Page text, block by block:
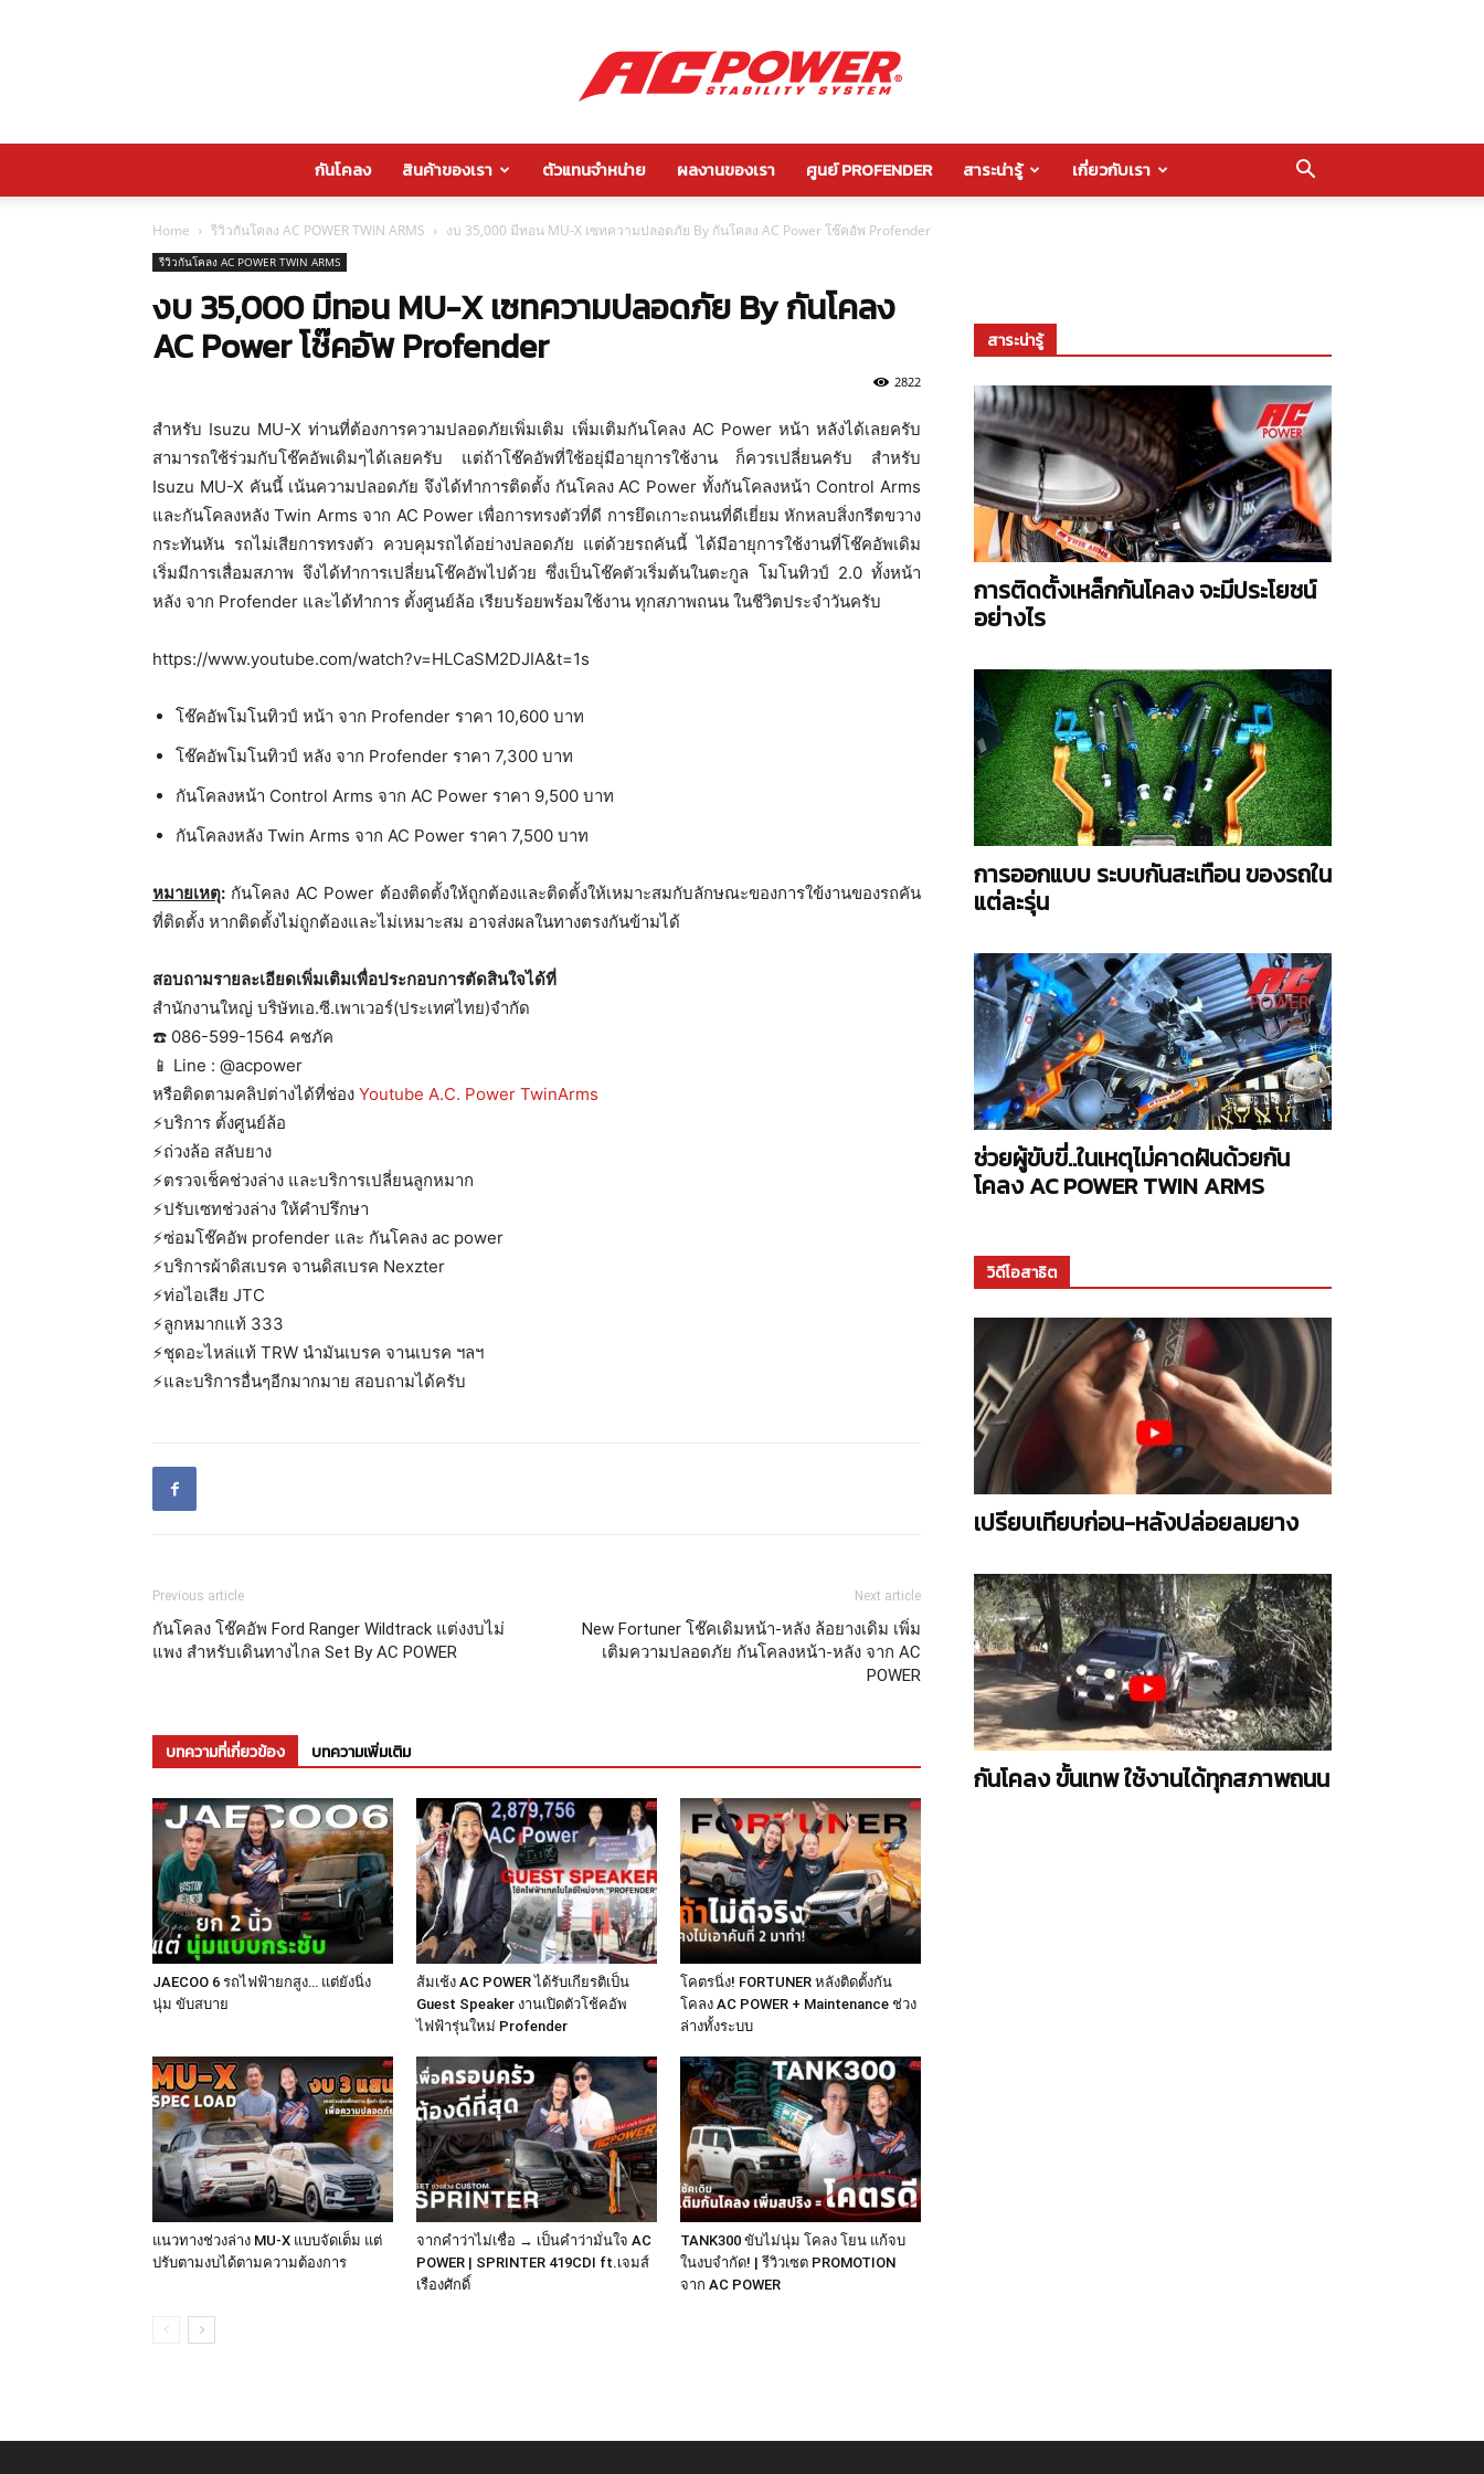
โคลง
หลัง
Twin
กันโคลง สินค้าของเรา ตัวแทนจำหน่าย ผลงานของเรา ศูนย์ PROFENDER สาระน่ารู้ เกี่ยวกับเรา
Home รีวิวกันโคลง AC POWER TWIN ARMS งบ 35,000 มีทอน MU-X เซทความปลอดภัย By กันโคลง AC Power โช๊คอัพ Profender
รีวิวกันโคลง AC POWER TWIN ARMS
งบ 35,000 มีทอน MU-X เซทความปลอดภัย By กันโคลง
AC Power โช๊คอัพ Profender
2822
สำหรับ Isuzu MU-Xท่านที่ต้องการความปลอดภัยเพิ่มเติม เพิ่มเติมกันโคลง AC Power หน้า หลังได้เลยครับ
สามารถใช้ร่วมกับโช๊คอัพเดิมๆได้เลยครับ แต่ถ้าโช๊คอัพที่ใช้อยุ่มีอายุการใช้งาน ก็ควรเปลี่ยนครับ สำหรับ
Isuzu MU-X คันนี้ เน้นความปลอดภัย จึงได้ทำการติดตั้ง กันโคลง AC Power ทั้งกันโคลงหน้า Control Arms
และกันโคลงหลัง Twin Arms จาก AC Power เพื่อการทรงตัวที่ดี การยึดเกาะถนนที่ดีเยี่ยม หักหลบสิ่งกรีตขวาง
กระทันหัน รถไม่เสียการทรงตัว ควบคุมรถได้อย่างปลอดภัย แต่ด้วยรถคันนี้ ได้มีอายุการใช้งานที่โช๊คอัพเดิม
เริ่มมีการเสื่อมสภาพ จึงได้ทำการเปลี่ยนโช๊คอัพไปด้วย ซึ่งเป็นโช๊คตัวเริ่มต้นในตะกูล โมโนทิวป์ 2.0 ทั้งหน้า
หลัง จาก Profender และได้ทำการ ตั้งศูนย์ล้อ เรียบร้อยพร้อมใช้งาน ทุกสภาพถนน ในชีวิตประจำวันครับ
https://www.youtube.com/watch?v=HLCaSM2DJIA&t=1s
โช๊คอัพโมโนทิวป์ หน้า จาก Profender ราคา 10,600 บาท
โช๊คอัพโมโนทิวป์ หลัง จาก Profender ราคา 7,300 บาท
กันโคลงหน้า Control Arms จาก AC Power ราคา 9,500 บาท
กันโคลงหลัง Twin Arms จาก AC Power ราคา 7,500 บาท
หมายเหตุ: กันโคลง AC Power ต้องติดตั้งให้ถูกต้องและติดตั้งให้เหมาะสมกับลักษณะของการใข้งานของรถคัน
ที่ติดตั้ง หากติดตั้งไม่ถูกต้องและไม่เหมาะสม อาจส่งผลในทางตรงกันข้ามได้
สอบถามรายละเอียดเพิ่มเติมเพื่อประกอบการตัดสินใจได้ที่
สำนักงานใหญ่ บริษัทเอ.ซี.เพาเวอร์(ประเทศไทย)จำกัด
☎️ 086-599-1564 คชภัค
📱 Line : @acpower
หรือติดตามคลิปต่างได้ที่ช่อง Youtube A.C. Power TwinArms
⚡️บริการ ตั้งศูนย์ล้อ
⚡️ถ่วงล้อ สลับยาง
⚡️ตรวจเช็คช่วงล่าง และบริการเปลี่ยนลูกหมาก
⚡️ปรับเซทช่วงล่าง ให้คำปรึกษา
⚡️ซ่อมโช๊คอัพ profender และ กันโคลง ac power
⚡️บริการผ้าดิสเบรค จานดิสเบรค Nexzter
⚡️ท่อไอเสีย JTC
⚡️ลูกหมากแท้ 333
⚡️ชุดอะไหล่แท้ TRW นำมันเบรค จานเบรค ฯลฯ
⚡️และบริการอื่นๆอีกมากมาย สอบถามได้ครับ
Previous article
กันโคลง โช๊คอัพ Ford Ranger Wildtrack แต่งงบไม่
แพง สำหรับเดินทางไกล Set By AC POWER
Next article
New Fortuner โช๊คเดิมหน้า-หลัง ล้อยางเดิม เพิ่ม
เติมความปลอดภัย กันโคลงหน้า-หลัง จาก AC
POWER
บทความที่เกี่ยวข้อง บทความเพิ่มเติม
JAECOO 6 รถไฟฟ้ายกสูง… แต่ยังนิ่ง
นุ่ม ขับสบาย
ส้มเช้ง AC POWER ได้รับเกียรติเป็น
Guest Speaker งานเปิดตัวโช้คอัพ
ไฟฟ้ารุ่นใหม่ Profender
โคตรนิ่ง! FORTUNER หลังติดตั้งกัน
โคลง AC POWER + Maintenance ช่วง
ล่างทั้งระบบ
แนวทางช่วงล่าง MU-X แบบจัดเต็ม แต่
ปรับตามงบได้ตามความต้องการ
จากคำว่าไม่เชื่อ → เป็นคำว่ามั่นใจ AC
POWER | SPRINTER 419CDI ft.เจมส์
เรืองศักดิ์
TANK300 ขับไม่นุ่ม โคลง โยน แก้จบ
ในงบจำกัด! | รีวิวเซต PROMOTION
จาก AC POWER
สาระน่ารู้
การติดตั้งเหล็กกันโคลง จะมีประโยชน์
อย่างไร
การออกแบบ ระบบกันสะเทือน ของรถใน
แต่ละรุ่น
ช่วยผู้ขับขี่..ในเหตุไม่คาดฝันด้วยกัน
โคลง AC POWER TWIN ARMS
วิดีโอสาธิต
เปรียบเทียบก่อน-หลังปล่อยลมยาง
กันโคลง ขั้นเทพ ใช้งานได้ทุกสภาพถนน